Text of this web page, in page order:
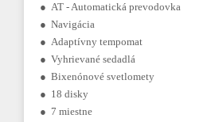
● AT - Automatická prevodovka
● Navigácia
● Adaptívny tempomat
● Vyhrievané sedadlá
● Bixenónové svetlomety
● 18 disky
● 7 miestne